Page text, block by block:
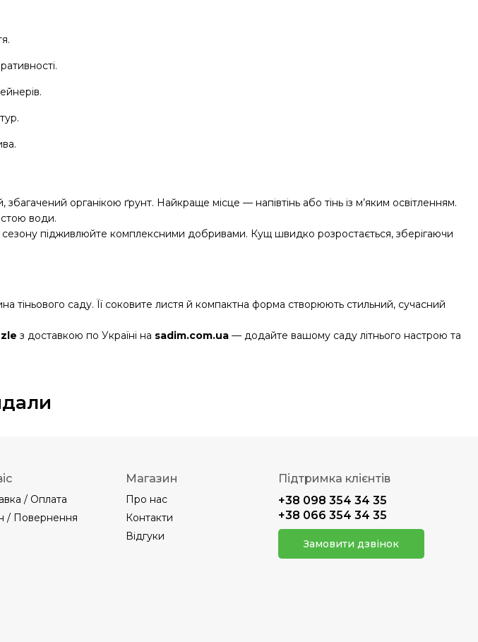
органікою ґрунт. Найкраще місце — напівтінь або тінь із м’яким освітленням.
води.
сезону підживлюйте комплексними добривами. Кущ швидко розростається, зберігаючи
тіньового саду. Її соковите листя й компактна форма створюють стильний, сучасний
з доставкою по Україні на sadim.com.ua — додайте вашому саду літнього настрою та
Підтримка клієнтів
+38 098 354 34 35
+38 066 354 34 35
Замовити дзвінок
/ Оплата
/ Повернення
Магазин
Про нас
Контакти
Відгуки